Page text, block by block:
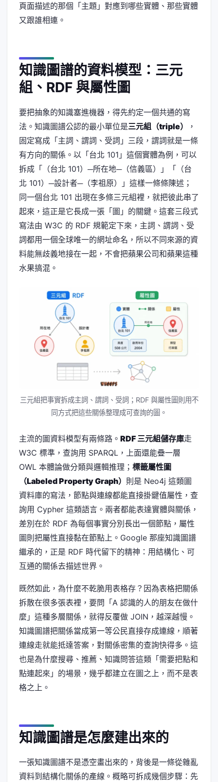
頁面描述的那個「主題」對應到哪些實體、那些實體
又跟誰相連。
知識圖譜的資料模型：三元
組、RDF 與屬性圖
要把抽象的知識塞進機器，得先約定一個共通的寫
法。知識圖譜公認的最小單位是三元組（triple）
，
固定寫成「主詞、謂詞、受詞」三段，謂詞就是一條
有方向的關係。以「台北 101」這個實體為例，可以
拆成「（台北 101）─所在地─（信義區）」「（台
北 101）─設計者─（李祖原）」這樣一條條陳述；
同一個台北 101 出現在多條三元組裡，就把彼此串了
起來，這正是它長成一張「圖」的關鍵。這套三段式
寫法由 W3C 的 RDF 規範定下來，主詞、謂詞、受
詞都用一個全球唯一的網址命名，所以不同來源的資
料能無歧義地接在一起，不會把蘋果公司和蘋果這種
水果搞混。
三元組把事實拆成主詞、謂詞、受詞；RDF 與屬性圖則用不
同方式把這些關係整理成可查詢的圖。
主流的圖資料模型有兩條路。 RDF 三元組儲存庫走
W3C 標準，查詢用 SPARQL，上面還能疊一層
OWL 本體論做分類與邏輯推理； 標籤屬性圖
（Labeled Property Graph） 則是 Neo4j 這類圖
資料庫的寫法，節點與連線都能直接掛鍵值屬性，查
詢用 Cypher 這類語言。兩者都能表達實體與關係，
差別在於 RDF 為每個事實分別長出一個節點，屬性
圖則把屬性直接黏在節點上。Google 那座知識圖譜
繼承的，正是 RDF 時代留下的精神：用結構化、可
互通的關係去描述世界。
既然如此，為什麼不乾脆用表格存？因為表格把關係
拆散在很多張表裡，要問「A 認識的人的朋友在做什
麼」這種多層關係，就得反覆做 JOIN，越深越慢。
知識圖譜把關係當成第一等公民直接存成連線，順著
連線走就能抵達答案，對關係密集的查詢快得多。這
也是為什麼搜尋、推薦、知識問答這類「需要把點和
點連起來」的場景，幾乎都建立在圖之上，而不是表
格之上。
知識圖譜是怎麼建出來的
一張知識圖譜不是憑空畫出來的，背後是一條從雜亂
資料到結構化關係的產線。概略可拆成幾個步驟：先